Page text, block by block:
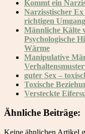
Kommt ein
Narzisstischer
richtigen Umgang
Männliche Kälte
Psychologische
Wärme
Manipulative
guter Sex –
Toxische
Versteckte
Ähnliche Beiträge: